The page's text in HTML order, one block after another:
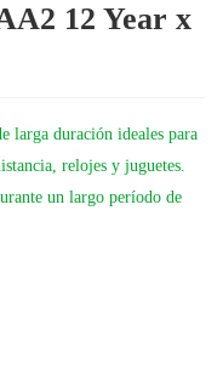
12 Year x
larga duración ideales para
relojes y juguetes.
un largo período de